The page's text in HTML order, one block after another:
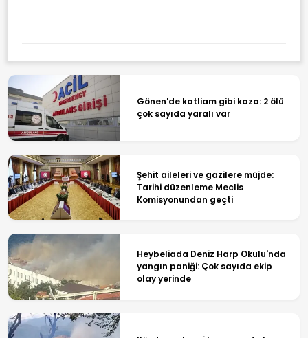
Gönen'de katliam gibi kaza: 2 ölü
çok sayıda yaralı var
Şehit aileleri ve gazilere müjde:
Tarihi düzenleme Meclis
Komisyonundan geçti
Heybeliada Deniz Harp Okulu'nda
yangın paniği: Çok sayıda ekip
olay yerinde